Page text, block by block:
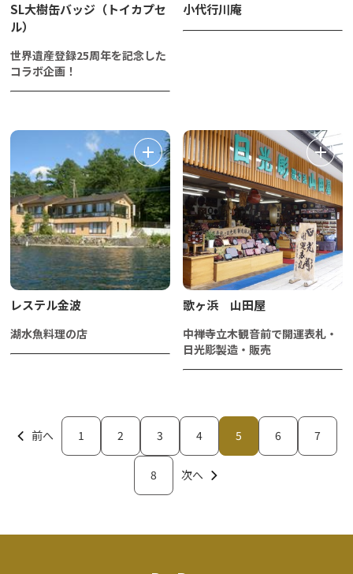
SL大樹缶バッジ（トイカプセ
ル）
世界遺産登録25周年を記念した
コラボ企画！
小代行川庵
レステル金波
湖水魚料理の店
歌ヶ浜 山田屋
中禅寺立木観音前で開運表札・
日光彫製造・販売
前へ 1 2 3 4 5 6 7
8 次へ